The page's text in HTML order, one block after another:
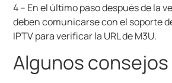
4 – En el último paso después de la
deben comunicarse con el soporte
IPTV para verificar la URL de M3U.
Algunos